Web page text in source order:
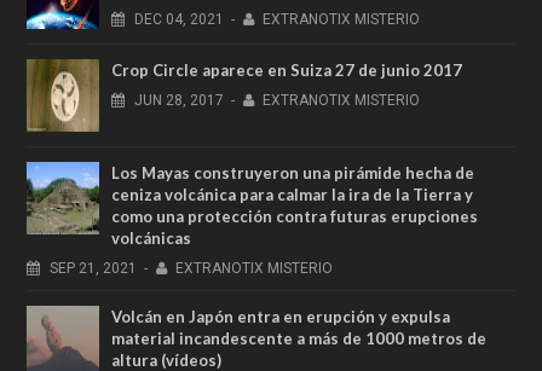
DEC 04, 2021 - EXTRANOTIX MISTERIO
Crop Circle aparece en Suiza 27 de junio 2017
JUN 28, 2017 - EXTRANOTIX MISTERIO
Los Mayas construyeron una pirámide hecha de
ceniza volcánica para calmar la ira de la Tierra y
como una protección contra futuras erupciones
volcánicas
SEP 21, 2021 - EXTRANOTIX MISTERIO
Volcán en Japón entra en erupción y expulsa
material incandescente a más de 1000 metros de
altura (vídeos)